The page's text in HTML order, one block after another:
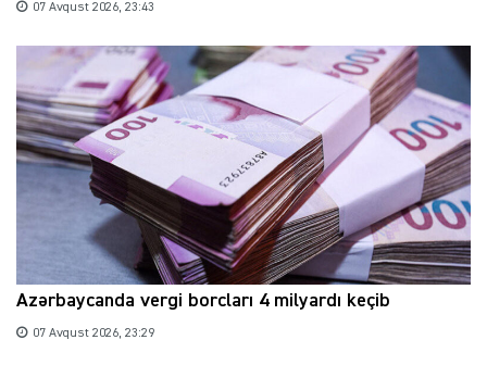
07 Avqust 2026, 23:43
Azərbaycanda vergi borcları 4 milyardı keçib
07 Avqust 2026, 23:29